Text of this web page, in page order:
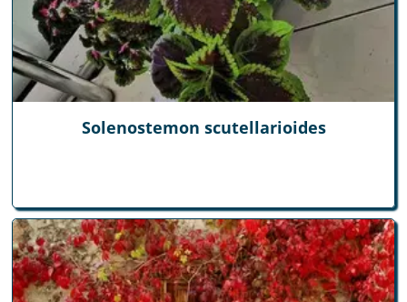
Solenostemon scutellarioides